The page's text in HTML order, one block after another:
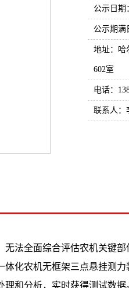
公示日期
公示期满
地址：哈
602室
电话：
联系人：
法全面综合评估农机关键
化农机无框架三点悬挂测
和分析，实时获得测试数